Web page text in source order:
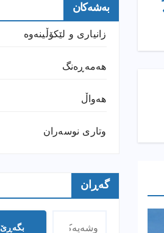
بەشەکان
زانیارى و لێکۆڵینەوە
هەمەڕەنگ
هەواڵ
وتارى نوسەران
گەڕان
بگەڕێ